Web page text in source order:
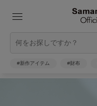
#新作アイテム #財布